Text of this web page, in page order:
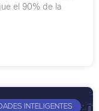
el 90% de la
INTELIGENTES